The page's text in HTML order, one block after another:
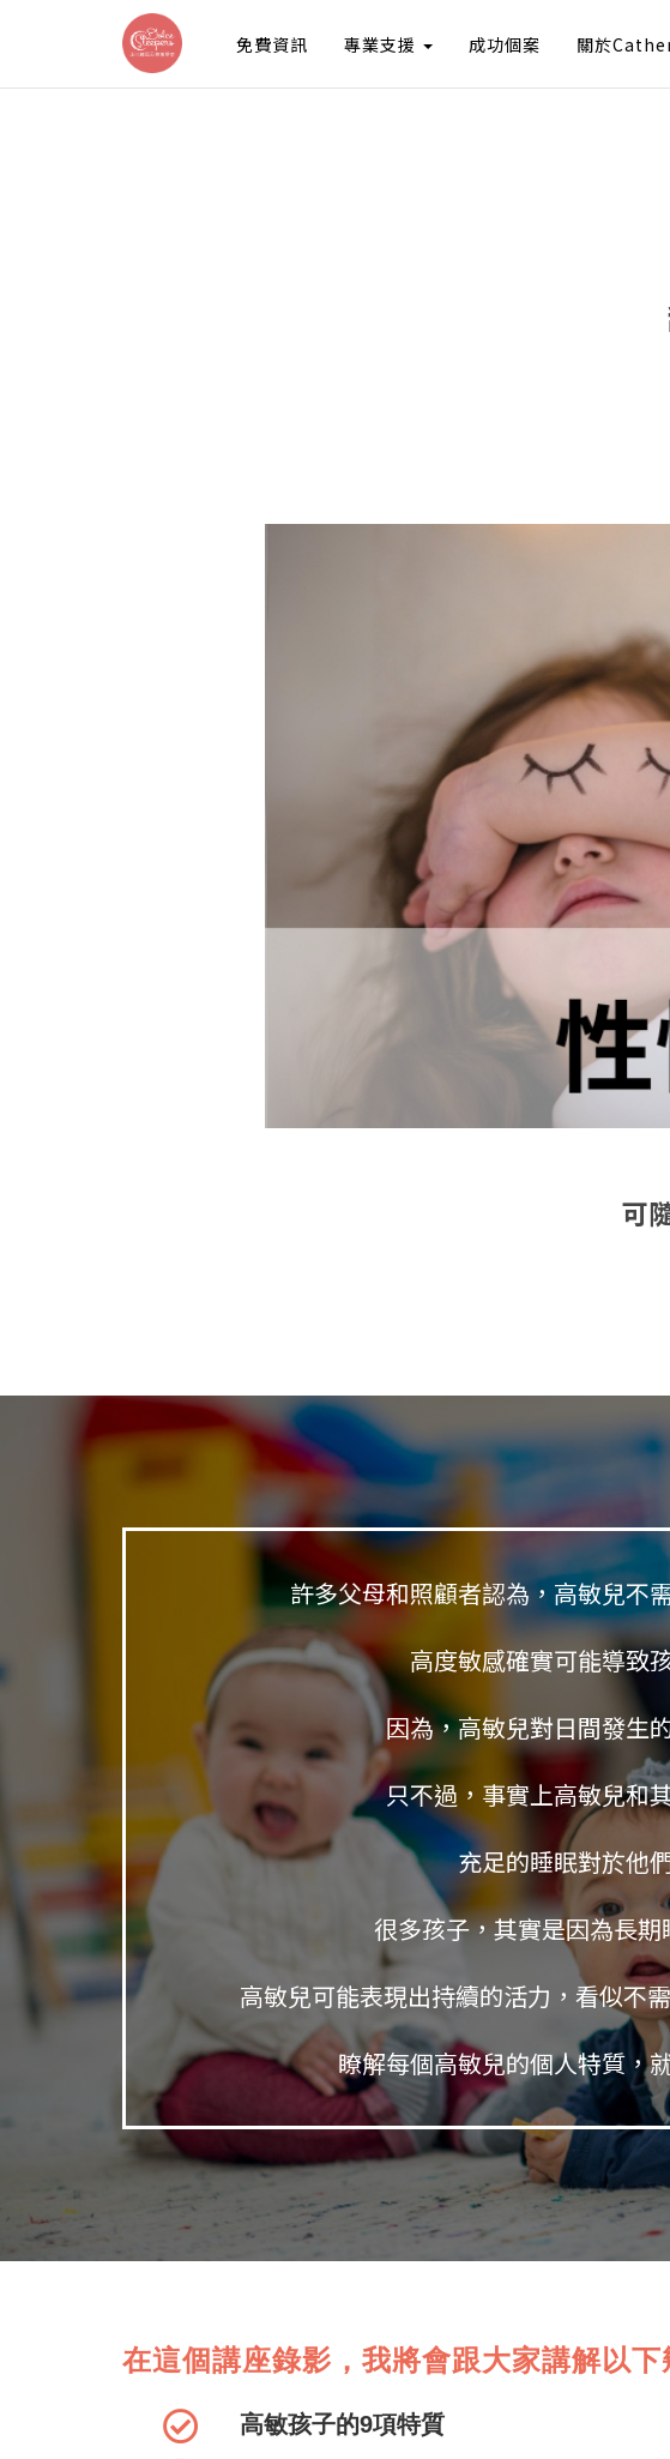
免費資訊 專業支援 成功個案 關於
可
許多父母和照顧者認為，高敏兒不
高度敏感確實可能導致
因為，高敏兒對日間發生
只不過，事實上高敏兒和
充足的睡眠對於他
很多孩子，其實是因為長
高敏兒可能表現出持續的活力，看似不
瞭解每個高敏兒的個人特質，
在這個講座錄影，我將會跟大家講解以下
高敏孩子的9項特質